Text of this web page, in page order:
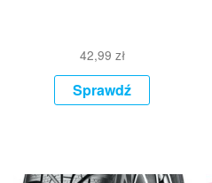
42,99 zł
Sprawdź